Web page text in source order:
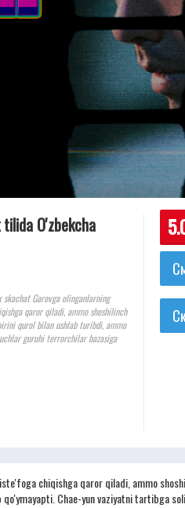
O'zbekcha
Garovga olinganlarning
qaror qiladi, ammo shoshilinch
qurol bilan ushlab turibdi, ammo
guruhi terrorchilar bazasiga
chiqishga qaror qiladi, ammo
Chae-yun vaziyatni tartibga